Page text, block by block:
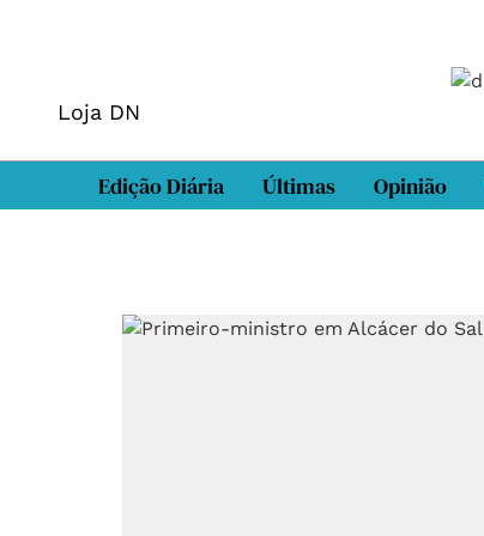
Loja DN
Edição Diária Últimas Opinião